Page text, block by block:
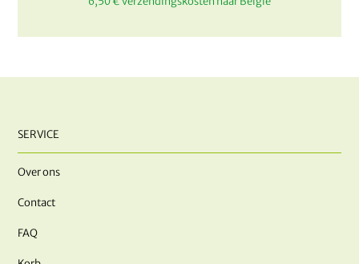
SERVICE
Over ons
Contact
FAQ